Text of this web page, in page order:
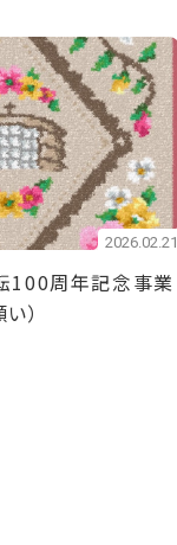
2026.02.21
100周年記念事業
）